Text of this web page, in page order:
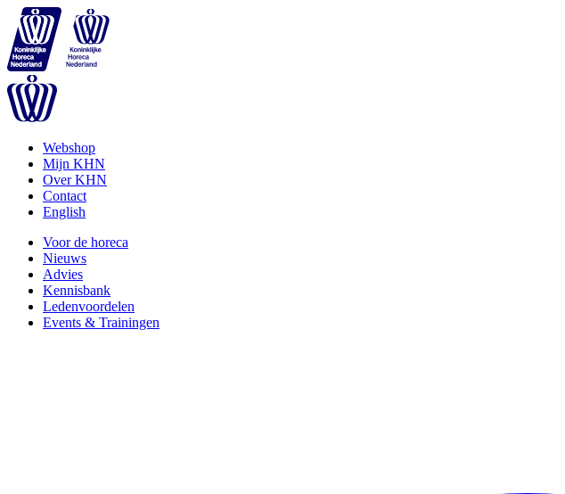
Webshop
Mijn KHN
Over KHN
Contact
English
Voor de horeca
Nieuws
Advies
Kennisbank
Ledenvoordelen
Events & Trainingen